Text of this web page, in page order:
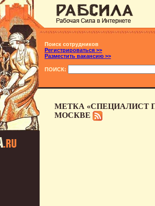
Поиск сотрудников
Регистрироваться >>
Разместить вакансию >>
ПОИСК:
МЕТКА «СПЕЦИАЛИСТ
МОСКВЕ